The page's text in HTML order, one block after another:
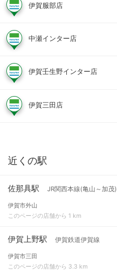
伊賀服部店
中瀬インター店
伊賀壬生野インター店
伊賀三田店
近くの駅
佐那具駅 JR関西本線(亀山～加茂)
伊賀市外山
このページの店舗から 1 km
伊賀上野駅 伊賀鉄道伊賀線
伊賀市三田
このページの店舗から 3.3 km